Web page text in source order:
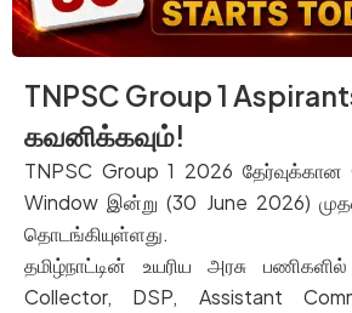
TNPSC Group 1
கவனிக்கவும்!
TNPSC Group 1 2026 தேர்வுக்கான
Window இன்று (30 June 2026)
தொடங்கியுள்ளது.
தமிழ்நாட்டின்
உயரிய அரசு பணிகளில்
Collector, DSP, Assistant